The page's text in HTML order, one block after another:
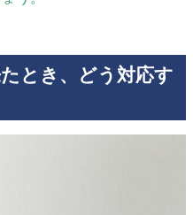
とき、どう対応す